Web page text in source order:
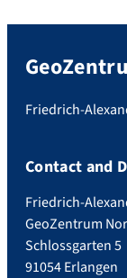
Friedrich-
Contact and
Friedrich-
GeoZentrum
Schlossgarten 5
91054 Erlangen